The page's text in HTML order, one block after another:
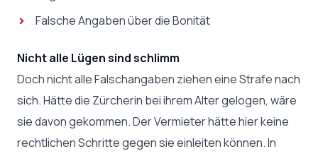
Falsche Angaben über die Bonität
Nicht alle Lügen sind schlimm
Doch nicht alle Falschangaben ziehen eine Strafe nach
sich. Hätte die Zürcherin bei ihrem Alter gelogen, wäre
sie davon gekommen. Der Vermieter hätte hier keine
rechtlichen Schritte gegen sie einleiten können. In